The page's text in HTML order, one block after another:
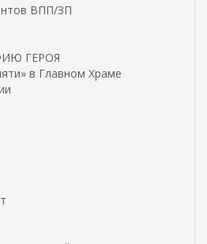
ВПП/ЗП
ГЕРОЯ
в Главном Храме